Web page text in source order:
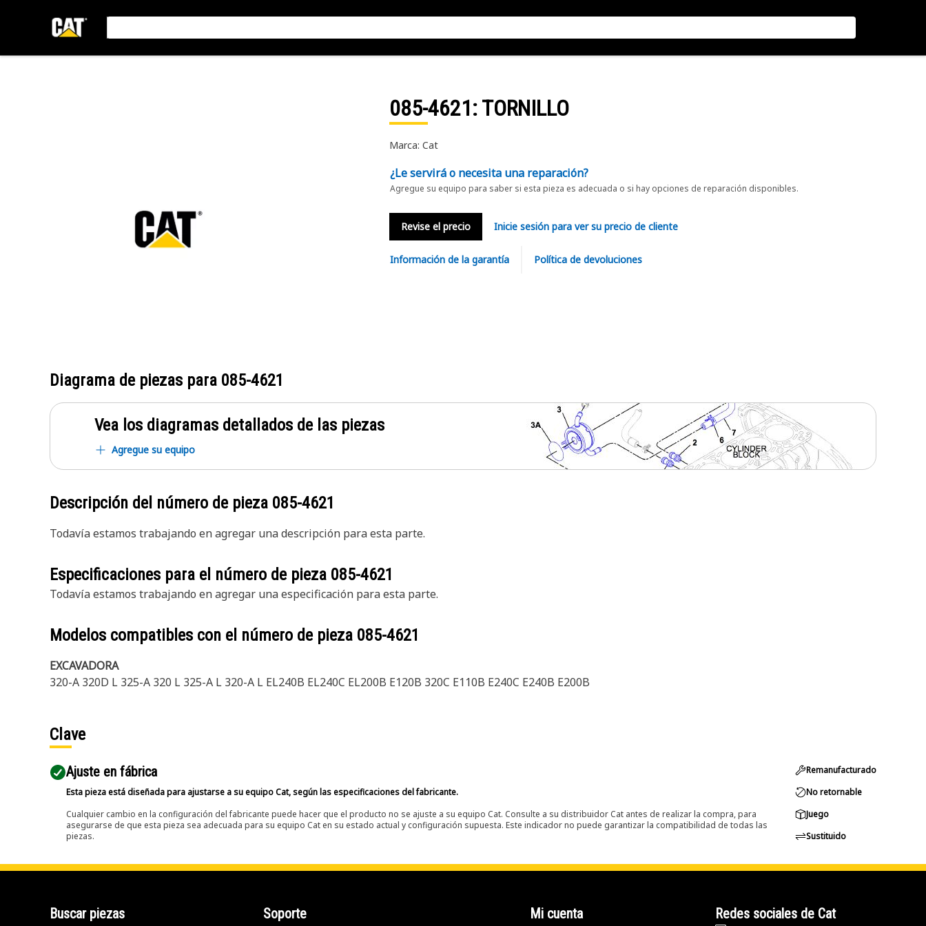
085-4621: TORNILLO
Marca: Cat
¿Le servirá o necesita una reparación?
Agregue su equipo para saber si esta pieza es adecuada o si hay opciones de reparación disponibles.
Revise el precio Inicie sesión para ver su precio de cliente
Información de la garantía Política de devoluciones
Diagrama de piezas para 085-4621
Vea los diagramas detallados de las piezas
Agregue su equipo
Descripción del número de pieza 085-4621
Todavía estamos trabajando en agregar una descripción para esta parte.
Especificaciones para el número de pieza 085-4621
Todavía estamos trabajando en agregar una especificación para esta parte.
Modelos compatibles con el número de pieza 085-4621
EXCAVADORA
320-A 320D L 325-A 320 L 325-A L 320-A L EL240B EL240C EL200B E120B 320C E110B E240C E240B E200B
Clave
Ajuste en fábrica
Esta pieza está diseñada para ajustarse a su equipo Cat, según las especificaciones del fabricante.
Cualquier cambio en la configuración del fabricante puede hacer que el producto no se ajuste a su equipo Cat. Consulte a su distribuidor Cat antes de realizar la compra, para
asegurarse de que esta pieza sea adecuada para su equipo Cat en su estado actual y configuración supuesta. Este indicador no puede garantizar la compatibilidad de todas las
piezas.
Remanufacturado
No retornable
Juego
Sustituido
Buscar piezas Soporte Mi cuenta Redes sociales de Cat